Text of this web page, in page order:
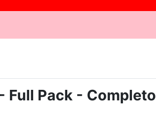
- Full Pack - Completo